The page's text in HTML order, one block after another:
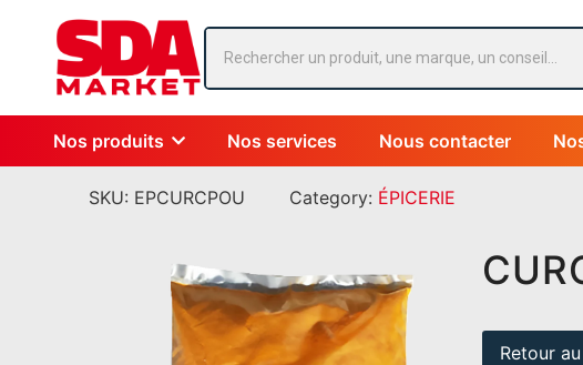
Nos produits Nos services Nous contacter
SKU: EPCURCPOU Category: ÉPICERIE
Retour